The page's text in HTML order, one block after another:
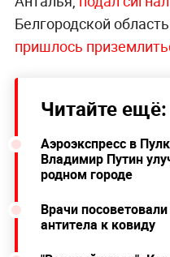
Белгородской
пришлось
Читайте ещё:
Аэроэкспресс в
Владимир Путин
родном городе
Врачи
антитела к ковиду